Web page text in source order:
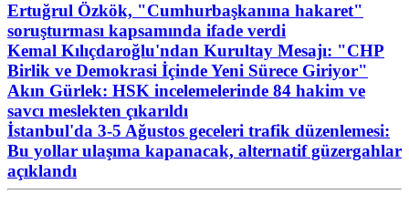
Ertuğrul Özkök, "Cumhurbaşkanına hakaret"
soruşturması kapsamında ifade verdi
Kemal Kılıçdaroğlu'ndan Kurultay Mesajı: "CHP
Birlik ve Demokrasi İçinde Yeni Sürece Giriyor"
Akın Gürlek: HSK incelemelerinde 84 hakim ve
savcı meslekten çıkarıldı
İstanbul'da 3-5 Ağustos geceleri trafik düzenlemesi:
Bu yollar ulaşıma kapanacak, alternatif güzergahlar
açıklandı